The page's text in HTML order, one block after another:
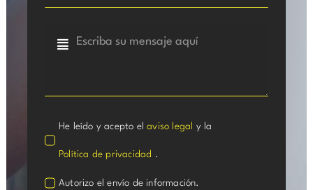
He leído y acepto elaviso legal y la
Política de privacidad .
Autorizo el envío de información.